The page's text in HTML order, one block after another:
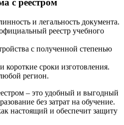
с реестром
и легальность документа.
реестр учебного
с полученной степенью
короткие сроки изготовления.
регион.
– это удобный и выгодный
без затрат на обучение.
настоящий и обеспечит защиту